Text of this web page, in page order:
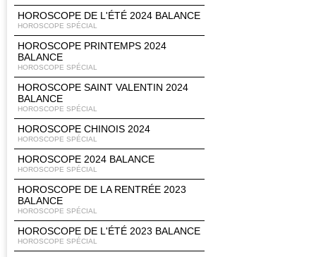
HOROSCOPE DE L'ÉTÉ 2024 BALANCE
HOROSCOPE SPÉCIAL
HOROSCOPE PRINTEMPS 2024
BALANCE
HOROSCOPE SPÉCIAL
HOROSCOPE SAINT VALENTIN 2024
BALANCE
HOROSCOPE SPÉCIAL
HOROSCOPE CHINOIS 2024
HOROSCOPE SPÉCIAL
HOROSCOPE 2024 BALANCE
HOROSCOPE SPÉCIAL
HOROSCOPE DE LA RENTRÉE 2023
BALANCE
HOROSCOPE SPÉCIAL
HOROSCOPE DE L'ÉTÉ 2023 BALANCE
HOROSCOPE SPÉCIAL